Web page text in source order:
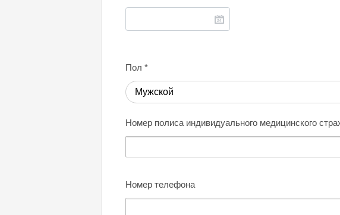
Пол *
Мужской
Номер полиса индивидуального медицинского
Номер телефона